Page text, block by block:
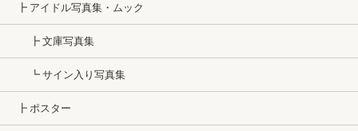
┣ アイドル写真集・ムック
┣ 文庫写真集
┗ サイン入り写真集
┣ ポスター